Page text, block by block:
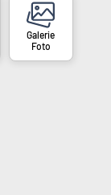
Galerie
Foto